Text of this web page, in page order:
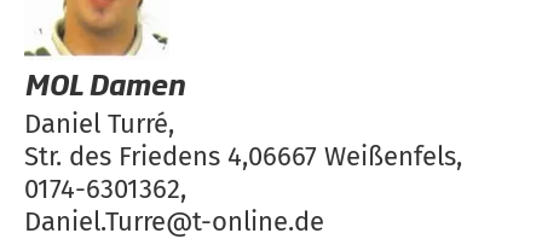
MOL Damen
Daniel Turré,
Str. des Friedens 4,06667 Weißenfels,
0174-6301362,
Daniel.Turre@t-online.de